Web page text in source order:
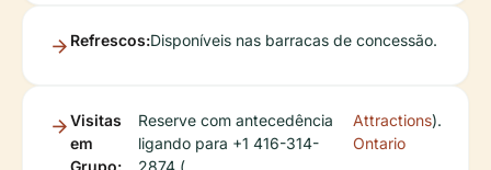
Refrescos:Disponíveis nas barracas de concessão.
Visitas
em
Grupo:
Reserve com antecedência
ligando para +1 416-314-
2874 (
Attractions
Ontario
).